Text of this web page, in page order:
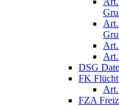
DSG
FK
FZA